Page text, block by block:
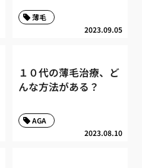
2023.09.05
薄毛
１０代の薄毛治療、ど
んな方法がある？
2023.08.10
AGA